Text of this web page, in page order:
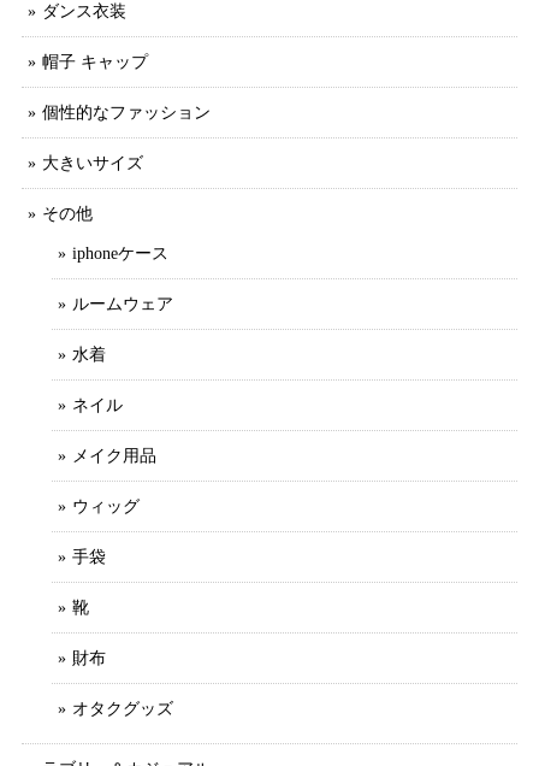
ダンス衣装
帽子 キャップ
個性的なファッション
大きいサイズ
その他
iphoneケース
ルームウェア
水着
ネイル
メイク用品
ウィッグ
手袋
靴
財布
オタクグッズ